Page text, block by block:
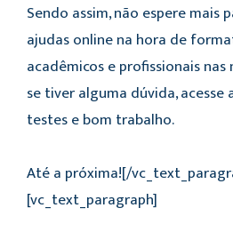
Sendo assim, não espere mais
ajudas online na hora de
acadêmicos e profissionais nas
se tiver alguma dúvida,
testes e bom trabalho.
Até a próxima![/
[vc_text_paragraph]